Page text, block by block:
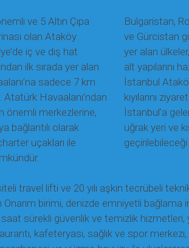
ve 5 Altın Çıpa
olan Ataköy
iç ve dış hat
ilk sırada yer alan
sadece 7 km
Havaalanı’ndan
önemli merkezlerine,
bağlantılı olarak
uçakları ile
Bulgaristan,
ve Gürcistan
yer alan
alt yapılarını
İstanbul
kıyılarını
İstanbul’a
uğrak yeri ve
geçirilebileceği
travel lifti ve 20 yılı aşkın tecrübeli
Onarım birimi, denizde emniyetli bağlama
saat sürekli güvenlik ve temizlik
kafeteryası, sağlık ve spor